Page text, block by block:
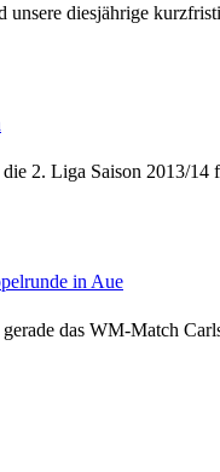
diesjährige
2. Liga Saison 2013/14
in Aue
das WM-Match